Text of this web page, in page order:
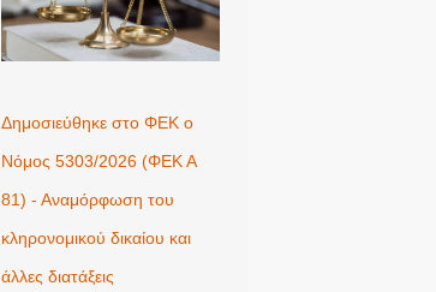
Δημοσιεύθηκε στο ΦΕΚ ο
Νόμος 5303/2026 (ΦΕΚ Α
81) - Αναμόρφωση του
κληρονομικού δικαίου και
άλλες διατάξεις